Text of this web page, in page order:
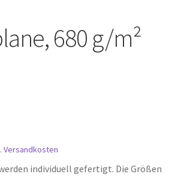
680 g/m²
Versandkosten
individuell gefertigt. Die Größen